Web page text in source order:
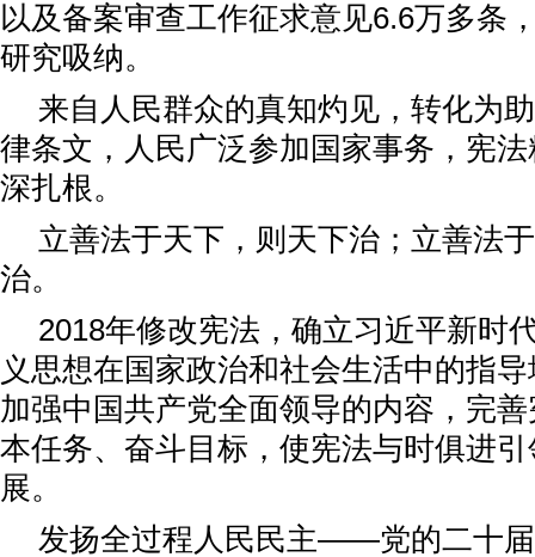
以及备案审查工作征求意见6.6万多条
研究吸纳。
来自人民群众的真知灼见，转化为
律条文，人民广泛参加国家事务，宪
深扎根。
立善法于天下，则天下治；立善法
治。
2018年修改宪法，确立习近平新时
义思想在国家政治和社会生活中的指
加强中国共产党全面领导的内容，完
本任务、奋斗目标，使宪法与时俱进
展。
发扬全过程人民民主——党的二十